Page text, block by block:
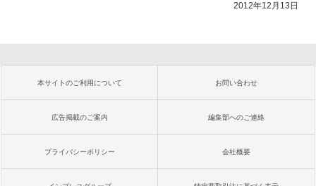
2012年12月13日
本サイトのご利用について お問い合わせ
広告掲載のご案内 編集部へのご連絡
プライバシーポリシー 会社概要